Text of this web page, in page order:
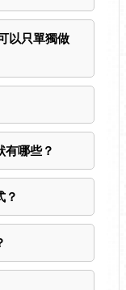
以只單獨做
有哪些？
？